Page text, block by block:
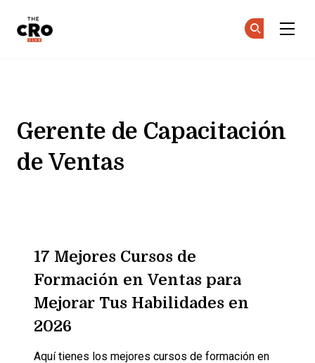
Gerente de Capacitación
de Ventas
17 Mejores Cursos de
Formación en Ventas para
Mejorar Tus Habilidades en
2026
Aquí tienes los mejores cursos de formación en